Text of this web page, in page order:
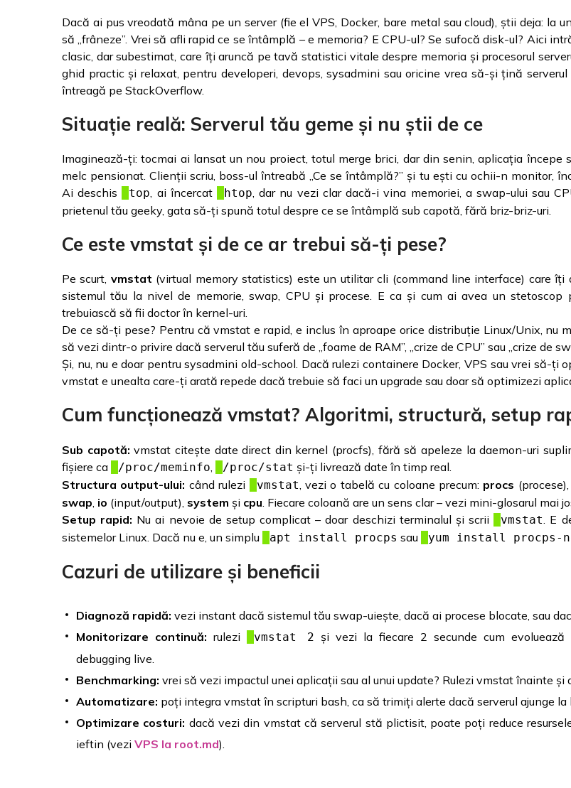
Dacă ai pus vreodată mâna pe un server (fie el VPS, Docker, bare metal sau cloud), știi deja: la
să „frâneze”. Vrei să afli rapid ce se întâmplă – e memoria? E CPU-ul? Se sufocă disk-ul? Aici
clasic, dar subestimat, care îți aruncă pe tavă statistici vitale despre memoria și procesorul
ghid practic și relaxat, pentru developeri, devops, sysadmini sau oricine vrea să-și țină
întreagă pe StackOverflow.
Situație reală: Serverul tău geme și nu știi de ce
Imaginează-ți: tocmai ai lansat un nou proiect, totul merge brici, dar din senin, aplicația începe
melc pensionat. Clienții scriu, boss-ul întreabă „Ce se întâmplă?” și tu ești cu ochii-n monitor,
Ai deschis
top , ai încercat htop , dar nu vezi clar dacă-i vina memoriei, a swap-ului sau
prietenul tău geeky, gata să-ți spună totul despre ce se întâmplă sub capotă, fără briz-briz-uri.
Ce este vmstat și de ce ar trebui să-ți pese?
Pe scurt, vmstat (virtual memory statistics) este un utilitar cli (command line interface) care îți
sistemul tău la nivel de memorie, swap, CPU și procese. E ca și cum ai avea un stetoscop
trebuiască să fii doctor în kernel-uri.
De ce să-ți pese? Pentru că vmstat e rapid, e inclus în aproape orice distribuție Linux/Unix, nu
să vezi dintr-o privire dacă serverul tău suferă de „foame de RAM”, „crize de CPU” sau „crize de
Și, nu, nu e doar pentru sysadmini old-school. Dacă rulezi containere Docker, VPS sau vrei să-ți
vmstat e unealta care-ți arată repede dacă trebuie să faci un upgrade sau doar să optimizezi
Cum funcționează vmstat? Algoritmi, structură, setup
Sub capotă: vmstat citește date direct din kernel (procfs), fără să apeleze la daemon-uri
fișiere ca
/proc/meminfo /proc/stat și-ți livrează date în timp real.
Structura output-ului: când rulezi vmstat , vezi o tabelă cu coloane precum: procs (procese),
swap io (input/output), system și cpu . Fiecare coloană are un sens clar – vezi mini-glosarul mai
Setup rapid: Nu ai nevoie de setup complicat – doar deschizi terminalul și scrii vmstat
. E
sistemelor Linux. Dacă nu e, un simplu
apt install procps sau yum install procps-
Cazuri de utilizare și beneficii
Diagnoză rapidă: vezi instant dacă sistemul tău swap-uiește, dacă ai procese blocate, sau
Monitorizare continuă: rulezi vmstat 2 și vezi la fiecare 2 secunde cum evoluează
debugging live.
Benchmarking: vrei să vezi impactul unei aplicații sau al unui update? Rulezi vmstat înainte și
Automatizare: poți integra vmstat în scripturi bash, ca să trimiți alerte dacă serverul ajunge la
Optimizare costuri: dacă vezi din vmstat că serverul stă plictisit, poate poți reduce
ieftin (vezi VPS la root.md).